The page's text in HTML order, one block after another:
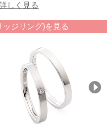
しく見る
ジリング)を見る